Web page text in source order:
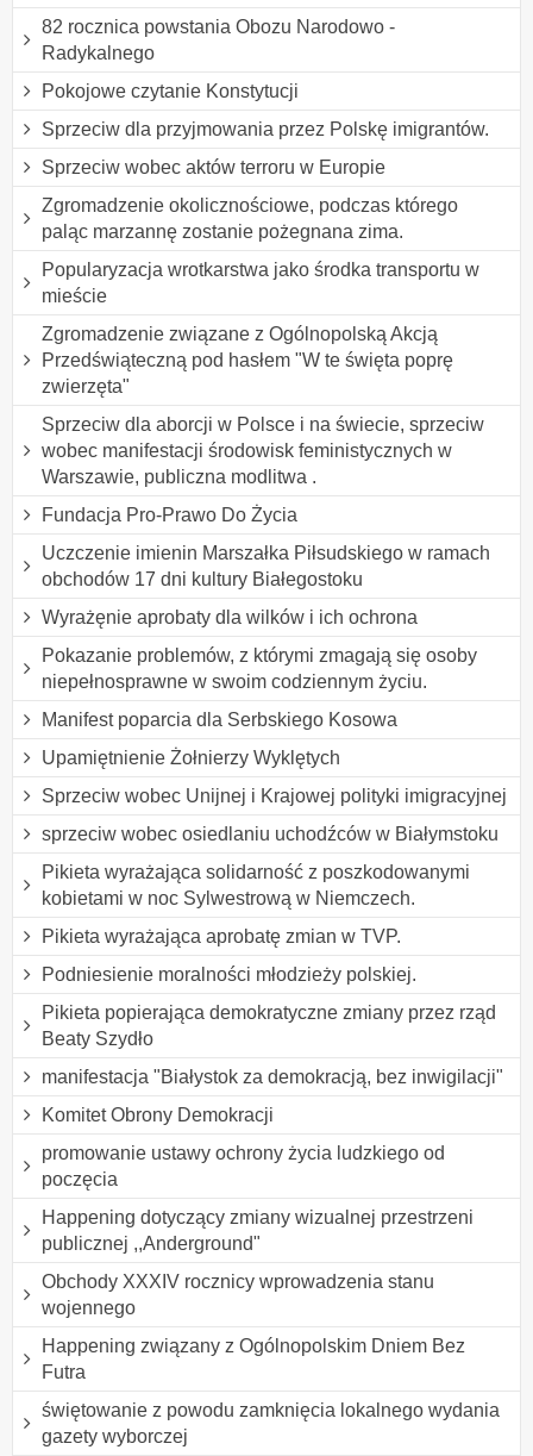
82 rocznica powstania Obozu Narodowo -
Radykalnego
Pokojowe czytanie Konstytucji
Sprzeciw dla przyjmowania przez Polskę imigrantów.
Sprzeciw wobec aktów terroru w Europie
Zgromadzenie okolicznościowe, podczas którego
paląc marzannę zostanie pożegnana zima.
Popularyzacja wrotkarstwa jako środka transportu w
mieście
Zgromadzenie związane z Ogólnopolską Akcją
Przedświąteczną pod hasłem "W te święta poprę
zwierzęta"
Sprzeciw dla aborcji w Polsce i na świecie, sprzeciw
wobec manifestacji środowisk feministycznych w
Warszawie, publiczna modlitwa .
Fundacja Pro-Prawo Do Życia
Uczczenie imienin Marszałka Piłsudskiego w ramach
obchodów 17 dni kultury Białegostoku
Wyrażęnie aprobaty dla wilków i ich ochrona
Pokazanie problemów, z którymi zmagają się osoby
niepełnosprawne w swoim codziennym życiu.
Manifest poparcia dla Serbskiego Kosowa
Upamiętnienie Żołnierzy Wyklętych
Sprzeciw wobec Unijnej i Krajowej polityki imigracyjnej
sprzeciw wobec osiedlaniu uchodźców w Białymstoku
Pikieta wyrażająca solidarność z poszkodowanymi
kobietami w noc Sylwestrową w Niemczech.
Pikieta wyrażająca aprobatę zmian w TVP.
Podniesienie moralności młodzieży polskiej.
Pikieta popierająca demokratyczne zmiany przez rząd
Beaty Szydło
manifestacja "Białystok za demokracją, bez inwigilacji"
Komitet Obrony Demokracji
promowanie ustawy ochrony życia ludzkiego od
poczęcia
Happening dotyczący zmiany wizualnej przestrzeni
publicznej ,,Anderground"
Obchody XXXIV rocznicy wprowadzenia stanu
wojennego
Happening związany z Ogólnopolskim Dniem Bez
Futra
świętowanie z powodu zamknięcia lokalnego wydania
gazety wyborczej